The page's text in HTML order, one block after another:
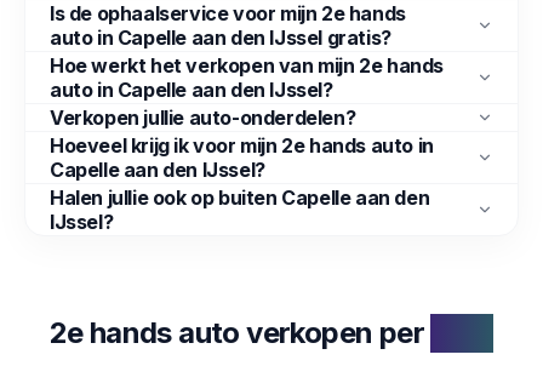
Is de ophaalservice voor mijn 2e hands
auto in Capelle aan den IJssel gratis?
Hoe werkt het verkopen van mijn 2e hands
auto in Capelle aan den IJssel?
Verkopen jullie auto-onderdelen?
Hoeveel krijg ik voor mijn 2e hands auto in
Capelle aan den IJssel?
Halen jullie ook op buiten Capelle aan den
IJssel?
2e hands auto verkopen per